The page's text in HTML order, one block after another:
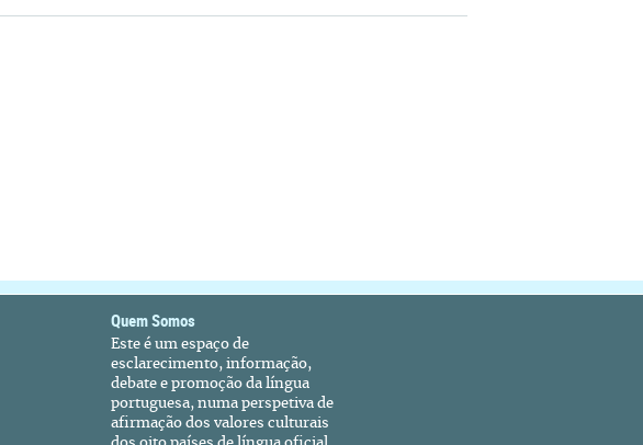
Quem Somos
Este é um espaço de
esclarecimento, informação,
debate e promoção da língua
portuguesa, numa perspetiva de
afirmação dos valores culturais